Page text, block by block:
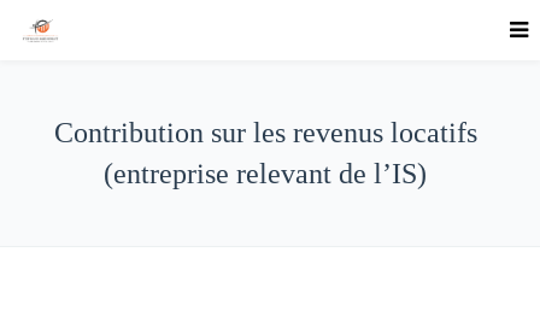
Contribution sur les revenus locatifs
(entreprise relevant de l’IS)